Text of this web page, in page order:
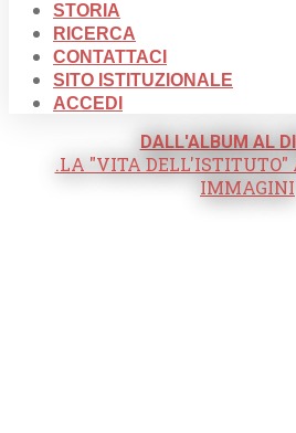
STORIA
RICERCA
CONTATTACI
SITO ISTITUZIONALE
ACCEDI
DALL'ALBUM AL
.LA "VITA DELL'ISTITUTO"
IMMAGINI